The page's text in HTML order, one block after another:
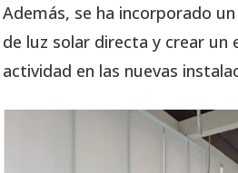
Además, se ha incorporado
de luz solar directa y crear
actividad en las nuevas